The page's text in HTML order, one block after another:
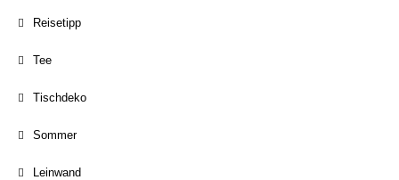
Reisetipp
Tee
Tischdeko
Sommer
Leinwand